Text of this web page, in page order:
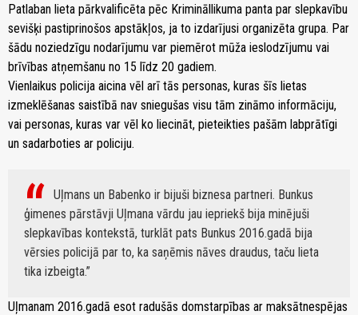
Patlaban lieta pārkvalificēta pēc Krimināllikuma panta par slepkavību
sevišķi pastiprinošos apstākļos, ja to izdarījusi organizēta grupa. Par
šādu noziedzīgu nodarījumu var piemērot mūža ieslodzījumu vai
brīvības atņemšanu no 15 līdz 20 gadiem.
Vienlaikus policija aicina vēl arī tās personas, kuras šīs lietas
izmeklēšanas saistībā nav sniegušas visu tām zināmo informāciju,
vai personas, kuras var vēl ko liecināt, pieteikties pašām labprātīgi
un sadarboties ar policiju.
Uļmans un Babenko ir bijuši biznesa partneri. Bunkus
ģimenes pārstāvji Uļmana vārdu jau iepriekš bija minējuši
slepkavības kontekstā, turklāt pats Bunkus 2016.gadā bija
vērsies policijā par to, ka saņēmis nāves draudus, taču lieta
tika izbeigta.
Uļmanam 2016.gadā esot radušās domstarpības ar maksātnespējas